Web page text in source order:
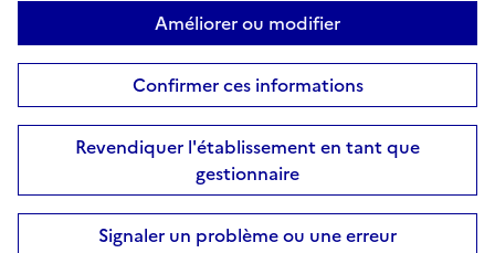
Améliorer ou modifier
Confirmer ces informations
Revendiquer l'établissement en tant que
gestionnaire
Signaler un problème ou une erreur